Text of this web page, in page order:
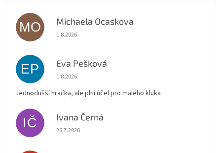
MO Michaela Ocaskova
Hodnocení obchodu je 5 z 5 hvězdiček.
1.8.2026
EP Eva Pešková
Hodnocení obchodu je 5 z 5 hvězdiček.
1.8.2026
Jednodušší hračka, ale plní účel pro malého kluka
IČ Ivana Černá
Hodnocení obchodu je 5 z 5 hvězdiček.
26.7.2026